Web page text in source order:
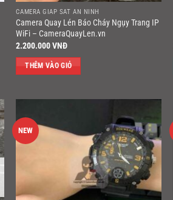
CAMERA GIÁP SÁT AN NINH
Camera Quay Lén Báo Cháy Ngụy Trang IP
WiFi – CameraQuayLen.vn
2.200.000VNĐ
THÊM VÀO GIỎ
NEW